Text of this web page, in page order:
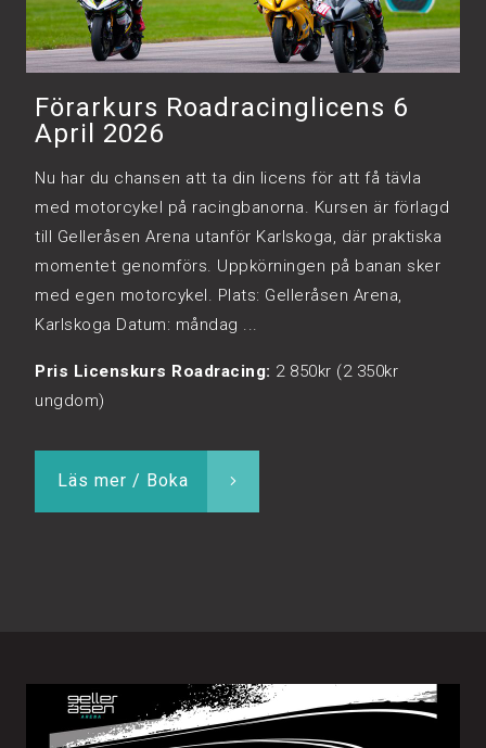
Förarkurs Roadracinglicens 6
April 2026
Nu har du chansen att ta din licens för att få tävla
med motorcykel på racingbanorna. Kursen är förlagd
till Gelleråsen Arena utanför Karlskoga, där praktiska
momentet genomförs. Uppkörningen på banan sker
med egen motorcykel. Plats: Gelleråsen Arena,
Karlskoga Datum: måndag ...
Pris Licenskurs Roadracing: 2 850kr (2 350kr
ungdom)
Läs mer / Boka